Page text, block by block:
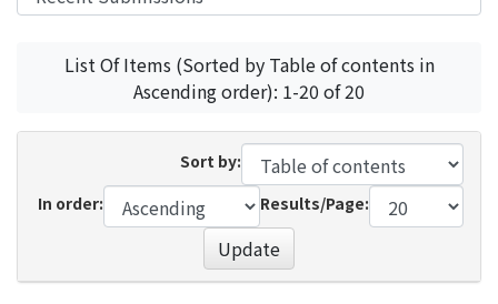
List Of Items (Sorted by Table of contents in
Ascending order): 1-20 of 20
Sort by:
In order:
Results/Page:
Update